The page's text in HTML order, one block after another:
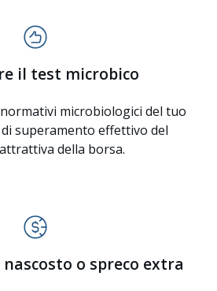
il test microbico
microbiologici del tuo
superamento effettivo del
della borsa.
nascosto o spreco extra